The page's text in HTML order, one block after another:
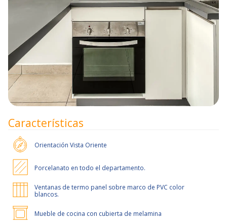
Características
Orientación Vista Oriente
Porcelanato en todo el departamento.
Ventanas de termo panel sobre marco de PVC color
blancos.
Mueble de cocina con cubierta de melamina